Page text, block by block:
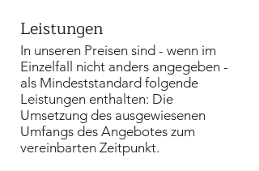
Leistungen
In unseren Preisen sind - wenn im
Einzelfall nicht anders angegeben -
als Mindeststandard folgende
Leistungen enthalten: Die
Umsetzung des ausgewiesenen
Umfangs des Angebotes zum
vereinbarten Zeitpunkt.